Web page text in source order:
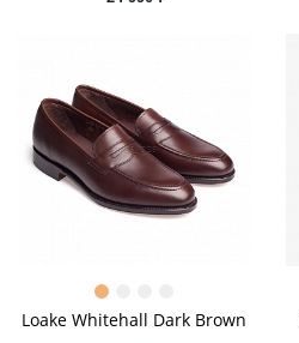
Loake Whitehall Dark Brown